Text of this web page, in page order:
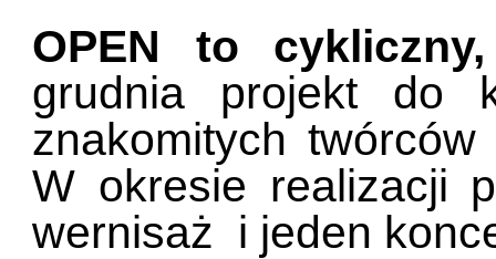
OPEN to cykliczny,
grudnia projekt do
znakomitych twórców
W okresie realizacji
wernisaż i jeden